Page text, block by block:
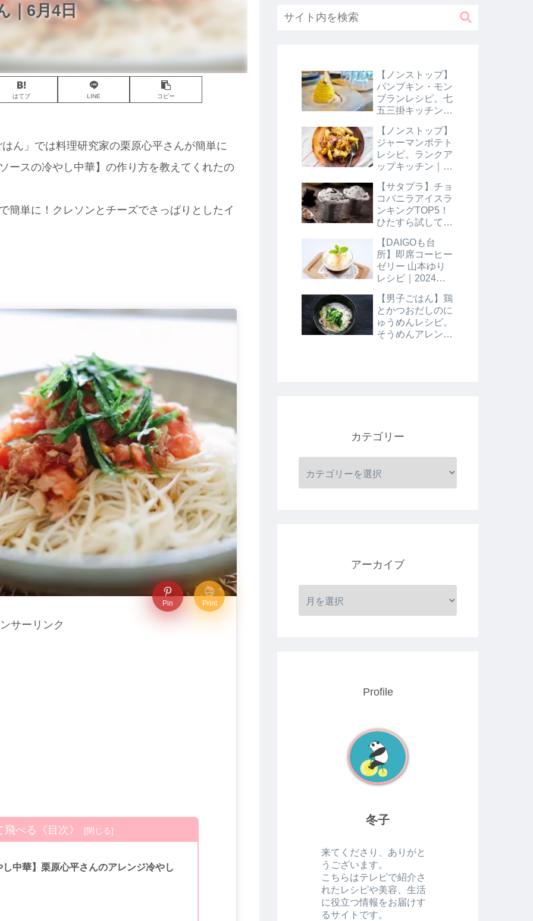
｜6月4日
はてブ LINE コピー
ん」では料理研究家の栗原心平さんが簡単に
ースの冷やし中華】の作り方を教えてくれたの
簡単に！クレソンとチーズでさっぱりとしたイ
Pin Print
サーリンク
べる《目次》
中華】栗原心平さんのアレンジ冷やし
【ノンストップ】
パンプキン・モン
ブランレシピ。七
五三掛キッチン｜
【ノンストップ】
ジャーマンポテト
レシピ。ランクア
ップキッチン｜10
【サタプラ】チョ
コバニラアイスラ
ンキングTOP5！
ひたすら試してラ
日【サタデープラ
ス】
【DAIGOも台
所】即席コーヒー
ゼリー 山本ゆり
レシピ｜2024年8
【男子ごはん】鶏
とかつおだしのに
ゅうめんレシピ。
そうめんアレンジ
カテゴリー
アーカイブ
Profile
冬子
来てくださり、ありがと
うございます。
こちらはテレビで紹介さ
れたレシピや美容、生活
に役立つ情報をお届けす
るサイトです。